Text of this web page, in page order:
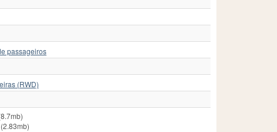
passageiros
(RWD)